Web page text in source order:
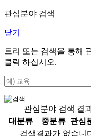
관심분야 검색
닫기
트리 또는 검색을 통해
클릭 하십시오.
관심분야 검색 결
대분류
중분류
관심
검색결과가 없습니